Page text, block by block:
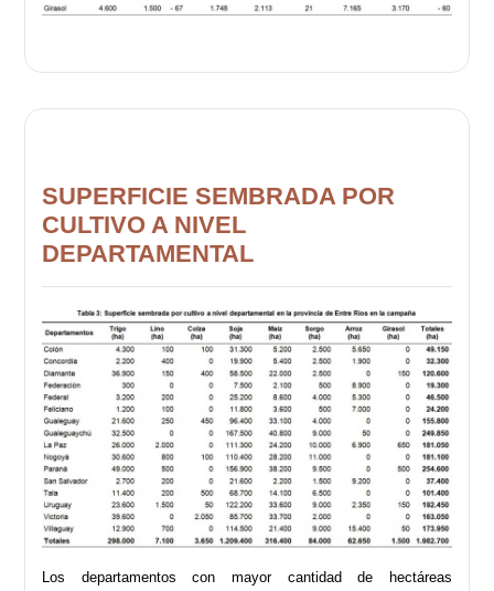
SUPERFICIE SEMBRADA POR
CULTIVO A NIVEL
DEPARTAMENTAL
Los departamentos con mayor cantidad de hectáreas